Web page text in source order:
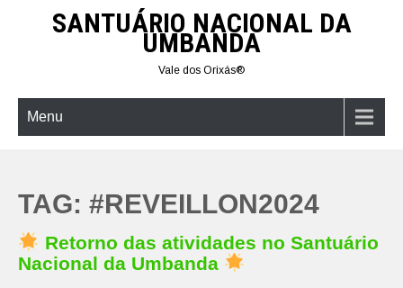
SANTUÁRIO NACIONAL DA
UMBANDA
Vale dos Orixás®
Menu
TAG: #REVEILLON2024
Retorno das atividades no Santuário
Nacional da Umbanda